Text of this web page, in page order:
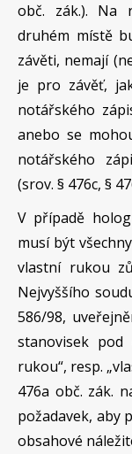
obč. zák.). Na
druhém místě
závěti, nemají
je pro závěť,
notářského
anebo se
notářského
(srov. § 476c, §
V případě
musí být
vlastní rukou
Nejvyššího
586/98,
stanovisek pod
rukou“, resp.
476a obč. zák.
požadavek, aby
obsahové